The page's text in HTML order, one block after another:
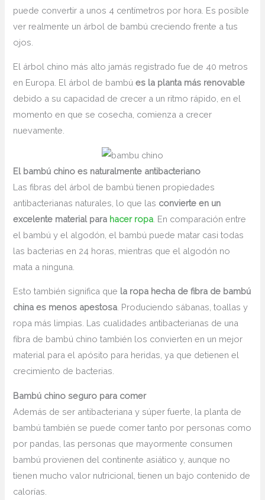
puede convertir a unos 4 centímetros por hora. Es posible
ver realmente un árbol de bambú creciendo frente a tus
ojos.
El árbol chino más alto jamás registrado fue de 40 metros
en Europa. El árbol de bambúes la planta más renovable
debido a su capacidad de crecer a un ritmo rápido, en el
momento en que se cosecha, comienza a crecer
nuevamente.
El bambú chino es naturalmente antibacteriano
Las fibras del árbol de bambú tienen propiedades
antibacterianas naturales, lo que las convierte en un
excelente material para hacer ropa . En comparación entre
el bambú y el algodón, el bambú puede matar casi todas
las bacterias en 24 horas, mientras que el algodón no
mata a ninguna.
Esto también significa que la ropa hecha de fibra de bambú
china es menos apestosa . Produciendo sábanas, toallas y
ropa más limpias. Las cualidades antibacterianas de una
fibra de bambú chino también los convierten en un mejor
material para el apósito para heridas, ya que detienen el
crecimiento de bacterias.
Bambú chino seguro para comer
Además de ser antibacteriana y súper fuerte, la planta de
bambú también se puede comer tanto por personas como
por pandas, las personas que mayormente consumen
bambú provienen del continente asiático y, aunque no
tienen mucho valor nutricional, tienen un bajo contenido de
calorías.